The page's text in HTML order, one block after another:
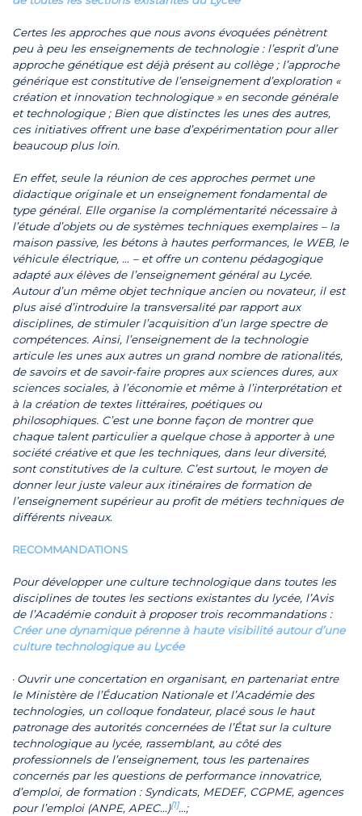
Certes les approches que nous avons évoquées pénètrent
peu à peu les enseignements de technologie : l’esprit d’une
approche génétique est déjà présent au collège ; l’approche
générique est constitutive de l’enseignement d’exploration «
création et innovation technologique » en seconde générale
et technologique ; Bien que distinctes les unes des autres,
ces initiatives offrent une base d’expérimentation pour aller
beaucoup plus loin.
En effet, seule la réunion de ces approches permet une
didactique originale et un enseignement fondamental de
type général. Elle organise la complémentarité nécessaire à
l’étude d’objets ou de systèmes techniques exemplaires – la
maison passive, les bétons à hautes performances, le WEB, le
véhicule électrique, … – et offre un contenu pédagogique
adapté aux élèves de l’enseignement général au Lycée.
Autour d’un même objet technique ancien ou novateur, il est
plus aisé d’introduire la transversalité par rapport aux
disciplines, de stimuler l’acquisition d’un large spectre de
compétences. Ainsi, l’enseignement de la technologie
articule les unes aux autres un grand nombre de rationalités,
de savoirs et de savoir-faire propres aux sciences dures, aux
sciences sociales, à l’économie et même à l’interprétation et
à la création de textes littéraires, poétiques ou
philosophiques. C’est une bonne façon de montrer que
chaque talent particulier a quelque chose à apporter à une
société créative et que les techniques, dans leur diversité,
sont constitutives de la culture. C’est surtout, le moyen de
donner leur juste valeur aux itinéraires de formation de
l’enseignement supérieur au profit de métiers techniques de
différents niveaux.
RECOMMANDATIONS
Pour développer une culture technologique dans toutes les
disciplines de toutes les sections existantes du lycée, l’Avis
de l’Académie conduit à proposer trois recommandations :
Créer une dynamique pérenne à haute visibilité autour d’une
culture technologique au Lycée
· Ouvrir une concertation en organisant, en partenariat entre
le Ministère de l’Éducation Nationale et l’Académie des
technologies, un colloque fondateur, placé sous le haut
patronage des autorités concernées de l’État sur la culture
technologique au lycée, rassemblant, au côté des
professionnels de l’enseignement, tous les partenaires
concernés par les questions de performance innovatrice,
d’emploi, de formation : Syndicats, MEDEF, CGPME, agences
pour l’emploi (ANPE, APEC…)[1]…;